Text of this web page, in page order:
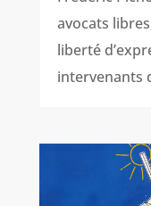
avocats
liberté
intervenants